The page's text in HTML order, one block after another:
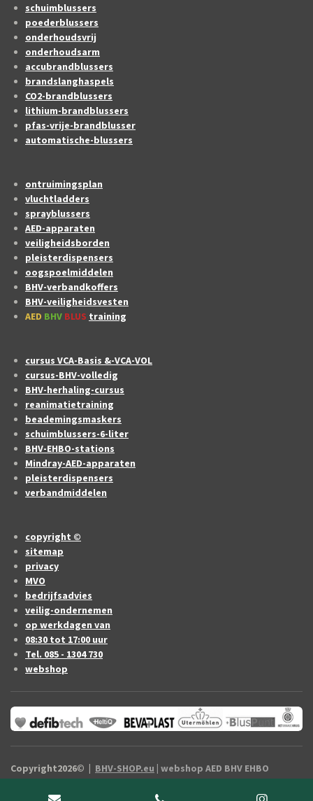
schuimblussers
poederblussers
onderhoudsvrij
onderhoudsarm
accubrandblussers
brandslanghaspels
CO2-brandblussers
lithium-brandblussers
pfas-vrije-brandblusser
automatische-blussers
ontruimingsplan
vluchtladders
sprayblussers
AED-apparaten
veiligheidsborden
pleisterdispensers
oogspoelmiddelen
BHV-verbandkoffers
BHV-veiligheidsvesten
AED BHV BLUS training
cursus VCA-Basis &-VCA-VOL
cursus-BHV-volledig
BHV-herhaling-cursus
reanimatietraining
beademingsmaskers
schuimblussers-6-liter
BHV-EHBO-stations
Mindray-AED-apparaten
pleisterdispensers
verbandmiddelen
copyright ©
sitemap
privacy
MVO
bedrijfsadvies
veilig-ondernemen
op werkdagen van
08:30 tot 17:00 uur
Tel. 085 - 1304 730
webshop
Copyright2026© | BHV-SHOP.eu | webshop AED BHV EHBO
artikelen Drenthe / vermelde prijzen zijn exclusief B.T.W.